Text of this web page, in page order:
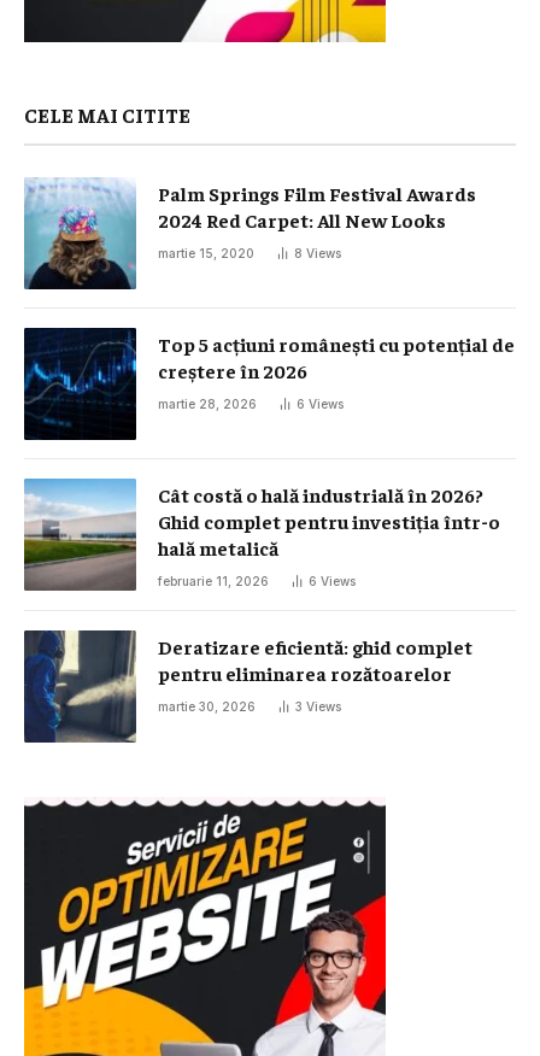
CELE MAI CITITE
Palm Springs Film Festival Awards
2024 Red Carpet: All New Looks
martie 15, 2020 8 Views
Top 5 acțiuni românești cu potențial de
creștere în 2026
martie 28, 2026 6 Views
Cât costă o hală industrială în 2026?
Ghid complet pentru investiția într-o
hală metalică
februarie 11, 2026 6 Views
Deratizare eficientă: ghid complet
pentru eliminarea rozătoarelor
martie 30, 2026 3 Views